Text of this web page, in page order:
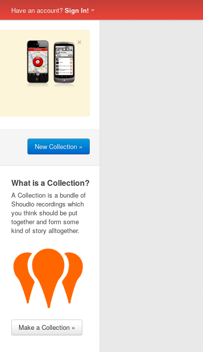
Have an account? Sign In!
×
New Collection »
What is a Collection?
A Collection is a bundle of
Shoudio recordings which
you think should be put
together and form some
kind of story alltogether.
Make a Collection »